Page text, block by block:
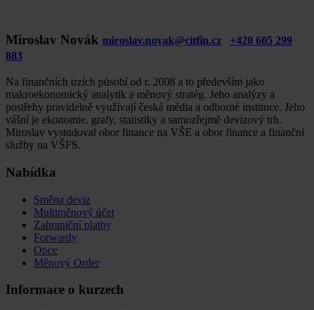
Miroslav Novák miroslav.novak@citfin.cz
+420 605 299
883
Na finančních trzích působí od r. 2008 a to především jako
makroekonomický analytik a měnový stratég. Jeho analýzy a
postřehy pravidelně využívají česká média a odborné instituce. Jeho
vášní je ekonomie, grafy, statistiky a samozřejmě devizový trh.
Miroslav vystudoval obor finance na VŠE a obor finance a finanční
služby na VŠFS.
Nabídka
Směna deviz
Multiměnový účet
Zahraniční platby
Forwardy
Opce
Měnový Order
Informace o kurzech